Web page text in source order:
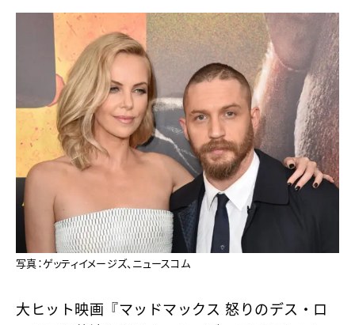
写真：ゲッティイメージズ、ニュースコム
大ヒット映画『マッドマックス 怒りのデス・ロ